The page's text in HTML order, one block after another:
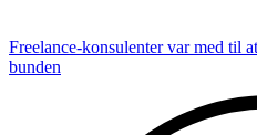
Freelance-konsulenter var med til
bunden